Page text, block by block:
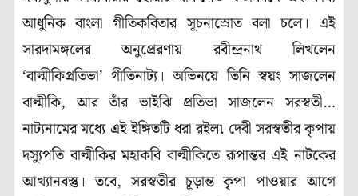
আধুনিক বাংলা গীতিকবিতার সূচনাস্রোত বলা চলে। এই
সারদামঙ্গলের অনুপ্রেরণায় রবীন্দ্রনাথ লিখলেন
‘বাল্মীকিপ্রতিভা’ গীতিনাট্য। অভিনয়ে তিনি স্বয়ং সাজলেন
বাল্মীকি, আর তাঁর ভাইঝি প্রতিভা সাজলেন সরস্বতী…
নাট্যনামের মধ্যে এই ইঙ্গিতটি ধরা রইল৷ দেবী সরস্বতীর কৃপায়
দস্যুপতি বাল্মীকির মহাকবি বাল্মীকিতে রূপান্তর এই নাটকের
আখ্যানবস্তু। তবে, সরস্বতীর চূড়ান্ত কৃপা পাওয়ার আগে